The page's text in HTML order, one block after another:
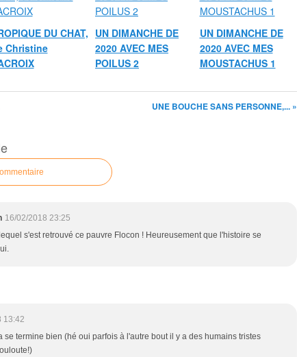
DU CHAT,
Christine
UN DIMANCHE DE
2020 AVEC MES
POILUS 2
UN DIMANCHE DE
2020 AVEC MES
MOUSTACHUS 1
UNE BOUCHE SANS PERSONNE,... »
16/02/2018 23:25
s'est retrouvé ce pauvre Flocon ! Heureusement que l'histoire se
13:42
se termine bien (hé oui parfois à l'autre bout il y a des humains tristes